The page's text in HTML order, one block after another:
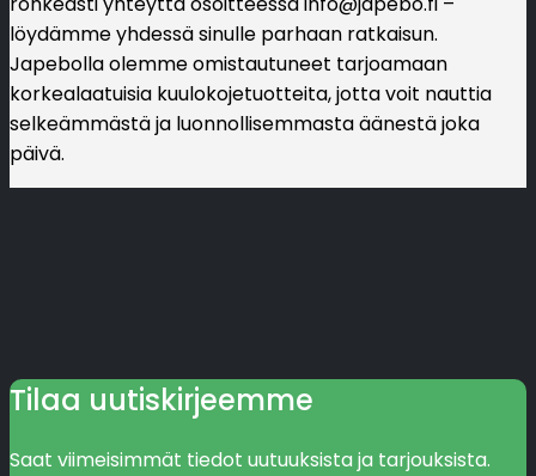
löydämme yhdessä sinulle parhaan ratkaisun.
Japebolla olemme omistautuneet tarjoamaan
korkealaatuisia kuulokojetuotteita, jotta voit nauttia
selkeämmästä ja luonnollisemmasta äänestä joka
päivä.
Tilaa uutiskirjeemme
Saat viimeisimmät tiedot uutuuksista ja tarjouksista.